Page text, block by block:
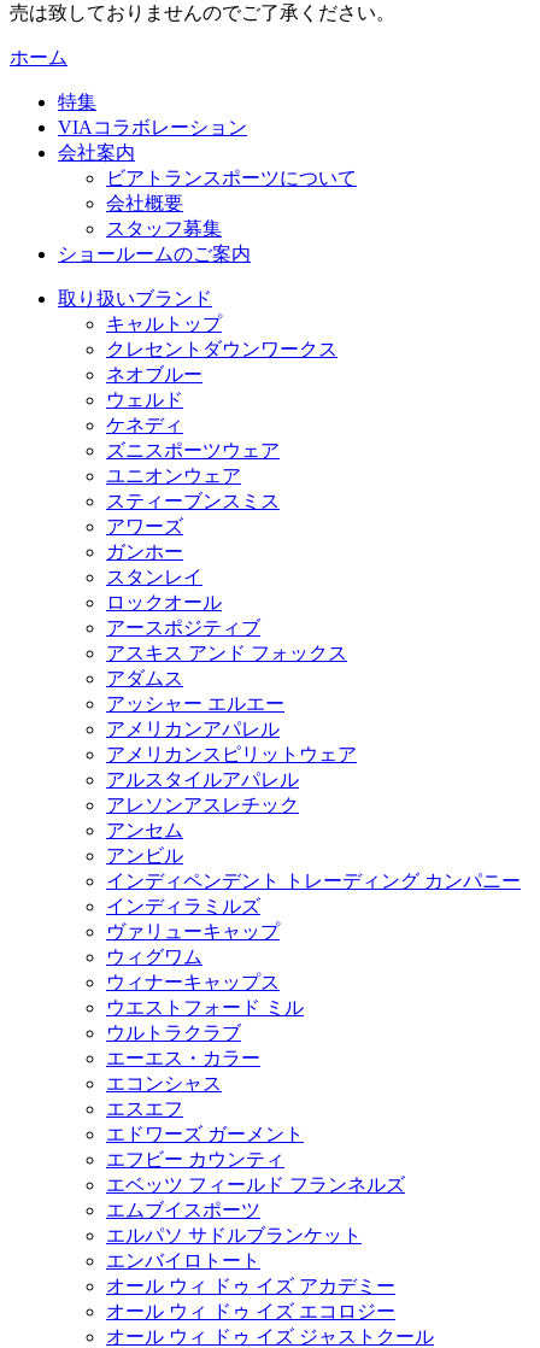
売は致しておりませんのでご了承ください。
ホーム
特集
VIAコラボレーション
会社案内
ビアトランスポーツについて
会社概要
スタッフ募集
ショールームのご案内
取り扱いブランド
キャルトップ
クレセントダウンワークス
ネオブルー
ウェルド
ケネディ
ズニスポーツウェア
ユニオンウェア
スティーブンスミス
アワーズ
ガンホー
スタンレイ
ロックオール
アースポジティブ
アスキス アンド フォックス
アダムス
アッシャー エルエー
アメリカンアパレル
アメリカンスピリットウェア
アルスタイルアパレル
アレソンアスレチック
アンセム
アンビル
インディペンデント トレーディング カンパニー
インディラミルズ
ヴァリューキャップ
ウィグワム
ウィナーキャップス
ウエストフォード ミル
ウルトラクラブ
エーエス・カラー
エコンシャス
エスエフ
エドワーズ ガーメント
エフビー カウンティ
エベッツ フィールド フランネルズ
エムブイスポーツ
エルパソ サドルブランケット
エンバイロトート
オール ウィ ドゥ イズ アカデミー
オール ウィ ドゥ イズ エコロジー
オール ウィ ドゥ イズ ジャストクール